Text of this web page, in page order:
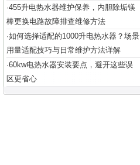
·455升电热水器维护保养，内胆除垢镁
棒更换电路故障排查维修方法
·如何选择适配的1000升电热水器？场景
用量适配技巧与日常维护方法详解
·60kw电热水器安装要点，避开这些误
区更省心